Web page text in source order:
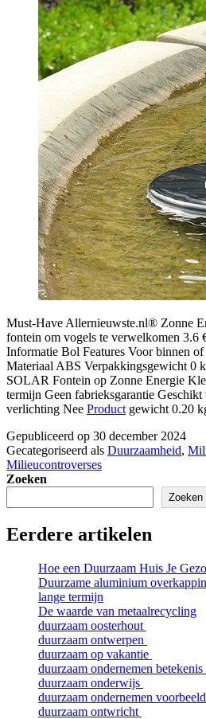
Must-Have Allernieuwste.nl® Zonne
fontein om vogels te verwelkomen 3.6
Informatie Bol Features Voor binnen
Materiaal ABS Verpakkingsgewicht 0
SOLAR Fontein op Zonne Energie
termijn Geen fabrieksgarantie
verlichting Nee Product gewicht 0.20
Gepubliceerd op 30 december 2024
Gecategoriseerd als Duurzaamheid,
Milieucontroverses
Zoeken
Zoeken
Eerdere artikelen
Hoe een Duurzaam Huis Je
Duurzame aluminium
lange termijn
De waarde van metaalrecycling
duurzaam oosterhout
duurzaam ontwerpen
duurzaam op vakantie
duurzaam ondernemen betekenis
duurzaam onderwijs
duurzaam ondernemen
duurzaam ontwricht